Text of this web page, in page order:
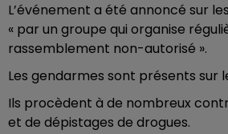
L’événement a été annoncé sur
« par un groupe qui organise
rassemblement non-autorisé ».
Les gendarmes sont présents sur
Ils procèdent à de nombreux
et de dépistages de drogues.